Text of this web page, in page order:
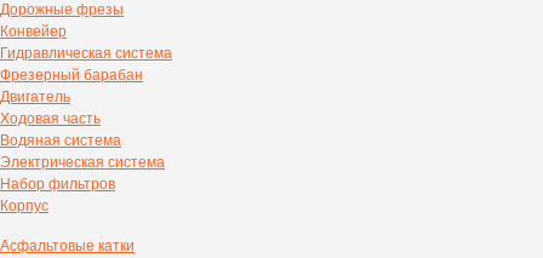
Дорожные фрезы
Конвейер
Гидравлическая система
Фрезерный барабан
Двигатель
Ходовая часть
Водяная система
Электрическая система
Набор фильтров
Корпус
Асфальтовые катки